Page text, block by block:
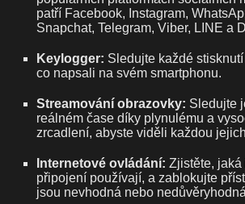
patří Facebook, Instagram,
Snapchat, Telegram, Viber, LINE a
Keylogger: Sledujte každé
co napsali na svém smartphonu.
Streamování obrazovky: Sledujte
reálném čase díky plynulému a
zrcadlení, abyste viděli každou
Internetové ovládání: Zjistěte, jaká
připojení používají, a zablokujte
jsou nevhodná nebo